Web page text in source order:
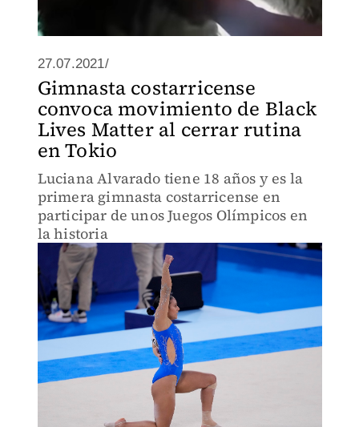
27.07.2021/
Gimnasta costarricense
convoca movimiento de Black
Lives Matter al cerrar rutina
en Tokio
Luciana Alvarado tiene 18 años y es la
primera gimnasta costarricense en
participar de unos Juegos Olímpicos en
la historia